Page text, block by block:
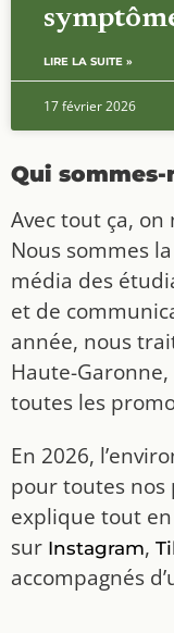
LIRE LA SUITE »
17 février 2026
Qui sommes-
Avec tout ça, on
Nous sommes
média des
et de
année, nous
Haute-
toutes les
En 2026,
pour toutes nos
explique tout
sur Instagram,
accompagnés